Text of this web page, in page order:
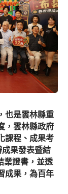
也是雲林縣重
，雲林縣政府
課程、成果考
果發表暨結
業證書，並透
成果，為百年